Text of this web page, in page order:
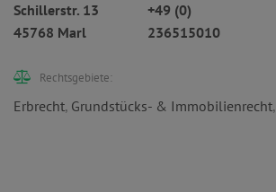
Schillerstr. 13
45768 Marl
+49 (0)
236515010
Rechtsgebiete:
Erbrecht, Grundstücks- & Immobilienrecht,